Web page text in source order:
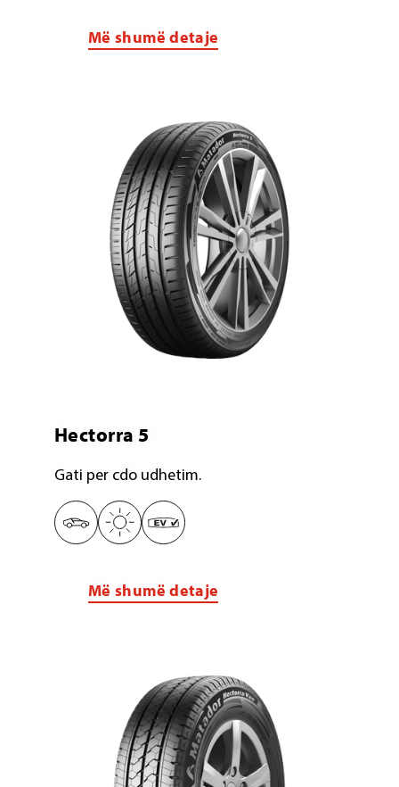
Më shumë detaje
Hectorra 5
Gati per cdo udhetim.
Më shumë detaje